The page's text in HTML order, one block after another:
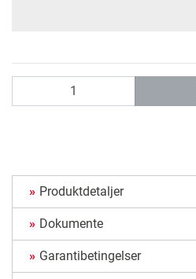
Produktdetaljer
Dokumente
Garantibetingelser